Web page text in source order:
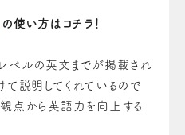
」の使い方はコチラ！
ルの英文までが掲載され
説明してくれているので
点から英語力を向上する